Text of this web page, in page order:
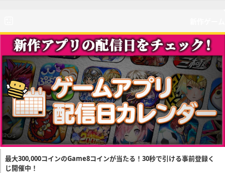
最大300,000コインのGame8コインが当たる！30秒で引ける事前登録く
じ開催中！